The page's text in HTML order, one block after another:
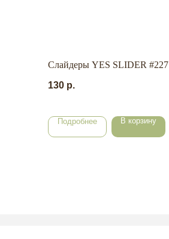
Слайдеры YES SLIDER #227
130 р.
Подробнее В корзину